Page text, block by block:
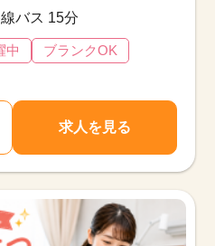
バス 15分
中
ブランクOK
求人を見る